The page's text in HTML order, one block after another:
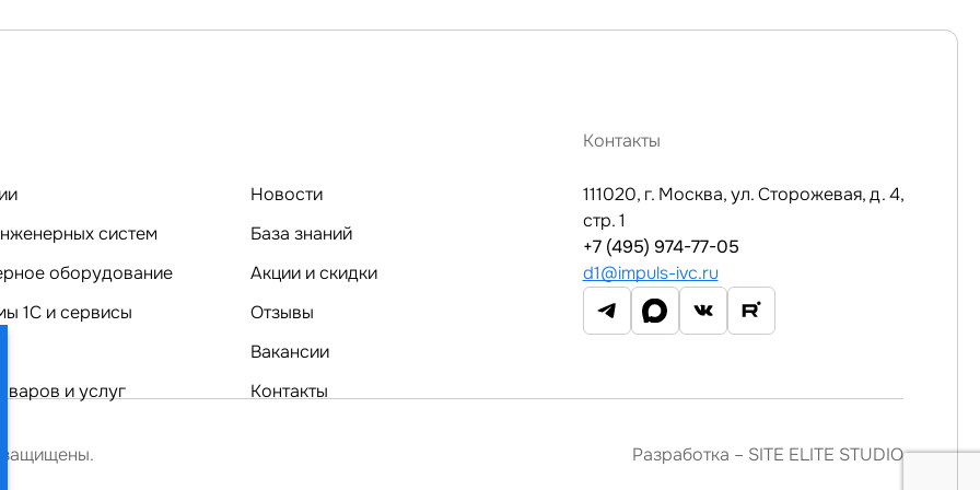
систем
Компьютерное оборудование
1C и сервисы
и услуг
Новости
База знаний
Акции и скидки
Отзывы
Вакансии
Контакты
Контакты
111020, г. Москва, ул. Сторожевая, д. 4,
стр. 1
+7 (495) 974-77-05
d1@impuls-ivc.ru
Разработка – SITE ELITE STUDIO